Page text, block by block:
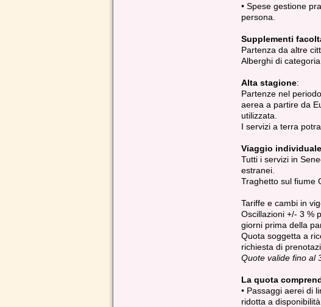
• Spese gestione
persona.
Supplementi
Partenza da altre
Alberghi di
Alta stagione:
Partenze nel
aerea a partire da
utilizzata.
I servizi a terra
Viaggio individuale
Tutti i servizi in
estranei.
Traghetto sul fiume
Tariffe e cambi in
Oscillazioni +/- 3 %
giorni prima della
Quota soggetta a
richiesta di
Quote valide fino al
La quota
• Passaggi aerei di
ridotta a